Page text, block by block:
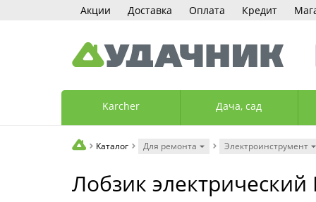
Акции Доставка Оплата Кредит
Karcher Дача, сад
Каталог Для ремонта Электроинструмент
Лобзик электрический